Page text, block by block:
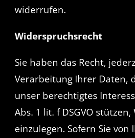
widerrufen.
Widerspruchsrecht
Sie haben das Recht,
Verarbeitung Ihrer Daten,
unser berechtigtes
Abs. 1 lit. f DSGVO
einzulegen. Sofern Sie von